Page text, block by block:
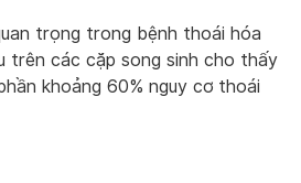
trọng trong bệnh thoái hóa
trên các cặp song sinh cho thấy
khoảng 60% nguy cơ thoái